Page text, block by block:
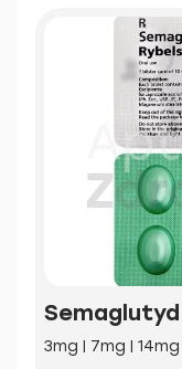
Semaglutyd
3mg | 7mg | 14mg